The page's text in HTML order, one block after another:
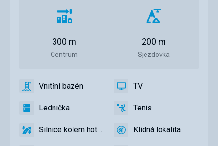
Vzdálenost
centra
Centrum
300 m
Vzdálenost
sjezdovky
Sjezdovka
200 m
VnitřníVnitřní bazén
ano TV TV
ano
LedničkaLednička
ano TenisTenis
ano
SilniceSilnice kolem hotelu
ano
KlidnáKlidná lokalita
ano